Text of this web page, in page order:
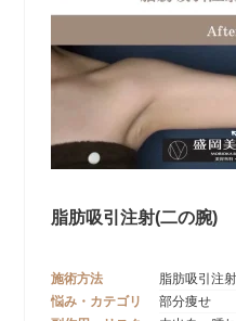
脂肪吸引注射(二の腕)
施術方法
脂肪吸引注射
悩み・カテゴリ
部分痩せ